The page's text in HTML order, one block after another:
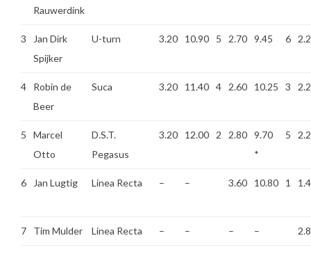
Rauwerdink
3
Jan Dirk
Spijker
U-turn 3.20 10.90 5 2.70 9.45 6
4
Robin de
Beer
Suca 3.20 11.40 4 2.60 10.25 3
5
Marcel
Otto
D.S.T.
Pegasus
3.20 12.00 2 2.80 9.70
*
5
6 Jan Lugtig Linea Recta – – 3.60 10.80 1
7 Tim Mulder Linea Recta – – – –